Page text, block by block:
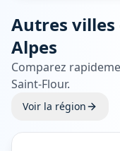
Autres villes
Alpes
Comparez
Saint-Flour.
Voir la région